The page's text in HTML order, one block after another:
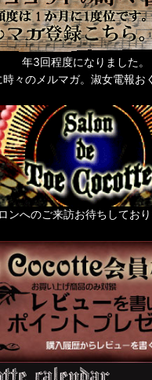
年3回程度になりました。
々のメルマガ。淑女電報お
ンへのご来訪お待ちしており